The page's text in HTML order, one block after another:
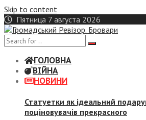
Skip to content
Пятница 7 августа 2026
ГОЛОВНА
ВІЙНА
НОВИНИ
Статуетки як ідеальний
поціновувачів прекрасного